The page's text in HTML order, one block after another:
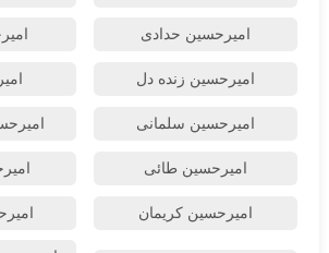
امیرحسین حدادی
امیرحسین زنده دل
امیرحسین سلمانی
امیرحسین طائی
امیرحسین کریمان